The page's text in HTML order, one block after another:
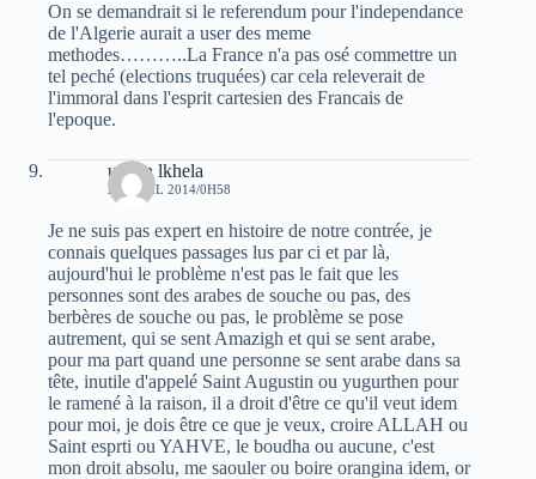
On se demandrait si le referendum pour l'independance
de l'Algerie aurait a user des meme
methodes………..La France n'a pas osé commettre un
tel peché (elections truquées) car cela releverait de
l'immoral dans l'esprit cartesien des Francais de
l'epoque.
uchen lkhela
22 AVRIL 2014/0H58
Je ne suis pas expert en histoire de notre contrée, je
connais quelques passages lus par ci et par là,
aujourd'hui le problème n'est pas le fait que les
personnes sont des arabes de souche ou pas, des
berbères de souche ou pas, le problème se pose
autrement, qui se sent Amazigh et qui se sent arabe,
pour ma part quand une personne se sent arabe dans sa
tête, inutile d'appelé Saint Augustin ou yugurthen pour
le ramené à la raison, il a droit d'être ce qu'il veut idem
pour moi, je dois être ce que je veux, croire ALLAH ou
Saint esprti ou YAHVE, le boudha ou aucune, c'est
mon droit absolu, me saouler ou boire orangina idem, or